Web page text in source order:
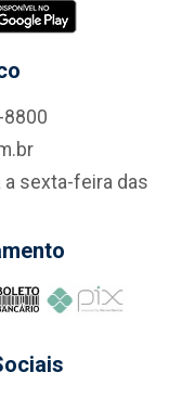
sexta-feira das